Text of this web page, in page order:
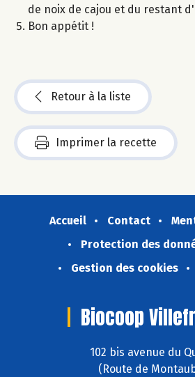
de noix de cajou et du restant
Bon appétit !
Retour à la liste
Imprimer la recette
Accueil Contact
Protection des
Gestion des cookies
Biocoop
102 bis avenue du
(Route de